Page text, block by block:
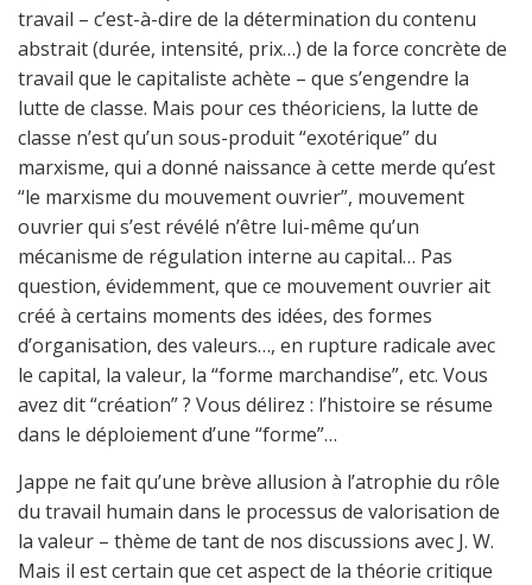
travail – c’est-à-dire de la détermination du contenu
abstrait (durée, intensité, prix…) de la force concrète de
travail que le capitaliste achète – que s’engendre la
lutte de classe. Mais pour ces théoriciens, la lutte de
classe n’est qu’un sous-produit “exotérique” du
marxisme, qui a donné naissance à cette merde qu’est
“le marxisme du mouvement ouvrier”, mouvement
ouvrier qui s’est révélé n’être lui-même qu’un
mécanisme de régulation interne au capital… Pas
question, évidemment, que ce mouvement ouvrier ait
créé à certains moments des idées, des formes
d’organisation, des valeurs…, en rupture radicale avec
le capital, la valeur, la “forme marchandise”, etc. Vous
avez dit “création” ? Vous délirez : l’histoire se résume
dans le déploiement d’une “forme”…
Jappe ne fait qu’une brève allusion à l’atrophie du rôle
du travail humain dans le processus de valorisation de
la valeur – thème de tant de nos discussions avec J. W.
Mais il est certain que cet aspect de la théorie critique